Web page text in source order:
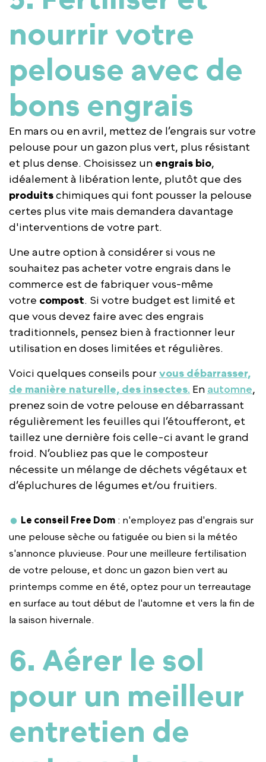
nourrir votre
pelouse avec de
bons engrais
En mars ou en avril, mettez de l’engrais sur votre
pelouse pour un gazon plus vert, plus résistant
et plus dense. Choisissez un engrais bio,
idéalement à libération lente, plutôt que des
produitschimiques qui font pousser la pelouse
certes plus vite mais demandera davantage
d'interventions de votre part.
Une autre option à considérer si vous ne
souhaitez pas acheter votre engrais dans le
commerce est de fabriquer vous-même
votre compost. Si votre budget est limité et
que vous devez faire avec des engrais
traditionnels, pensez bien à fractionner leur
utilisation en doses limitées et régulières.
Voici quelques conseils pour vous débarrasser,
de manière naturelle, des insectes. En automne,
prenez soin de votre pelouse en débarrassant
régulièrement les feuilles qui l’étoufferont, et
taillez une dernière fois celle-ci avant le grand
froid. N’oubliez pas que le composteur
nécessite un mélange de déchets végétaux et
d’épluchures de légumes et/ou fruitiers.
Le conseil Free Dom : n'employez pas d'engrais sur
une pelouse sèche ou fatiguée ou bien si la météo
s'annonce pluvieuse. Pour une meilleure fertilisation
de votre pelouse, et donc un gazon bien vert au
printemps comme en été, optez pour un terreautage
en surface au tout début de l'automne et vers la fin de
la saison hivernale.
6. Aérer le sol
pour un meilleur
entretien de